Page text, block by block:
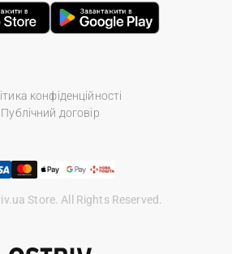
конфіденційності
Публічний договір
Store. All Rights Reserved.